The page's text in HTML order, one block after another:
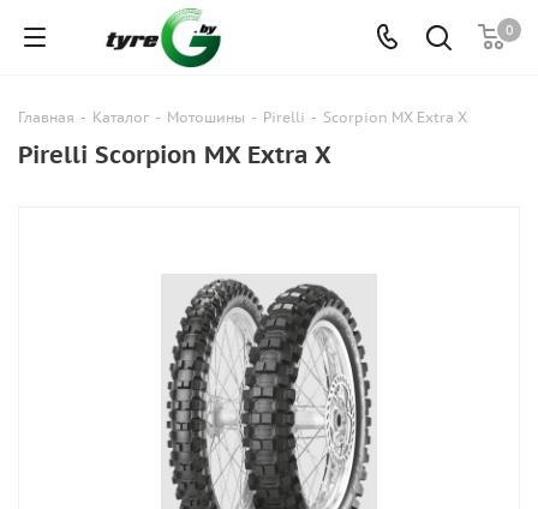
0
Главная - Каталог - Мотошины - Pirelli - Scorpion MX Extra X
Pirelli Scorpion MX Extra X